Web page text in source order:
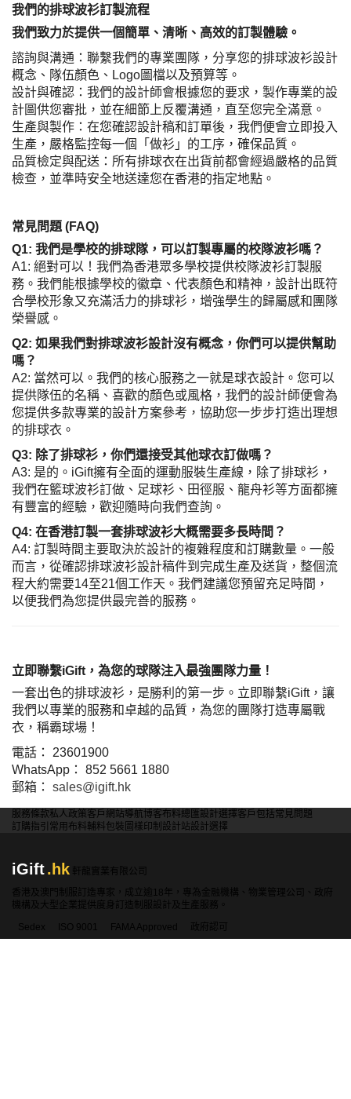
我們的排球波衫訂製流程
我們致力於提供一個簡單、清晰、高效的訂製體驗。
諮詢與溝通：聯繫我們的專業團隊，分享您的排球波衫設計
概念、隊伍顏色、Logo圖檔以及預算等。
設計與確認：我們的設計師會根據您的要求，製作專業的設
計圖供您審批，並在細節上反覆溝通，直至您完全滿意。
生產與製作：在您確認設計稿和訂單後，我們便會立即投入
生產，嚴格監控每一個「做衫」的工序，確保品質。
品質檢定與配送：所有排球衣在出貨前都會經過嚴格的品質
檢查，並準時安全地送達您在香港的指定地點。
常見問題 (FAQ)
Q1: 我們是學校的排球隊，可以訂製專屬的校隊波衫嗎？
A1: 絕對可以！我們為香港眾多學校提供校隊波衫訂製服
務。我們能根據學校的徽章、代表顏色和精神，設計出既符
合學校形象又充滿活力的排球衫，增強學生的歸屬感和團隊
榮譽感。
Q2: 如果我們對排球波衫設計沒有概念，你們可以提供幫助
嗎？
A2: 當然可以。我們的核心服務之一就是球衣設計。您可以
提供隊伍的名稱、喜歡的顏色或風格，我們的設計師便會為
您提供多款專業的設計方案參考，協助您一步步打造出理想
的排球衣。
Q3: 除了排球衫，你們還接受其他球衣訂做嗎？
A3: 是的。iGift擁有全面的運動服裝生產線，除了排球衫，
我們在籃球波衫訂做、足球衫、田徑服、龍舟衫等方面都擁
有豐富的經驗，歡迎隨時向我們查詢。
Q4: 在香港訂製一套排球波衫大概需要多長時間？
A4: 訂製時間主要取決於設計的複雜程度和訂購數量。一般
而言，從確認排球波衫設計稿件到完成生產及送貨，整個流
程大約需要14至21個工作天。我們建議您預留充足時間，
以便我們為您提供最完善的服務。
立即聯繫iGift，為您的球隊注入最強團隊力量！
一套出色的排球波衫，是勝利的第一步。立即聯繫iGift，讓
我們以專業的服務和卓越的品質，為您的團隊打造專屬戰
衣，稱霸球場！
電話： 23601900
WhatsApp： 852 5661 1880
郵箱： sales@igift.hk
服務條款私人政策客戶 網站導航博客布料總匯設計選擇客戶包括常見問題
訂購指引 常用布料輔料包裝 圖樣印制 設計站設計選擇
iGift.hk
軒龍實業有限公司
香港及澳門制服訂造專家，成立逾18年，專為金融機構、物業管理公司、政府
機構及大型企業提供度身訂造制服設計及生產服務。
Sedex
ISO 9001 FAMA Approved 政府認可